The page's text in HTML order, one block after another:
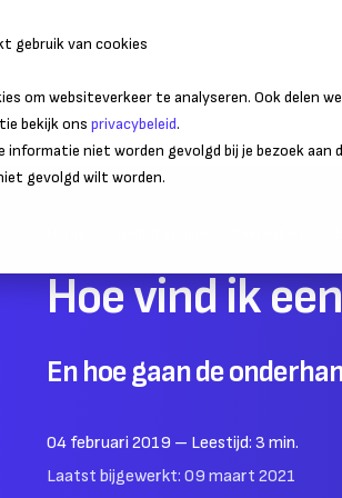
gebruik van cookies
om websiteverkeer te analyseren. Ook delen
bekijk ons privacybeleid.
informatie niet worden gevolgd bij je bezoek
gevolgd wilt worden.
Bedrijfsvoering
Hoe vind ik
En hoe gaan de
04 februari 2019 – Leestijd: 3 min.
Laatst bijgewerkt: 09 maart 2021